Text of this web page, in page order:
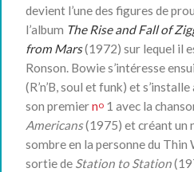
devient l’une des figures de
l’album The Rise and Fall of
from Mars(1972) sur lequel il
Ronson. Bowie s’intéresse
(R’n’B, soul et funk) et
son premierno 1 avec la
Americans(1975) et créant un
sombre en la personne du
sortie de Station to Station